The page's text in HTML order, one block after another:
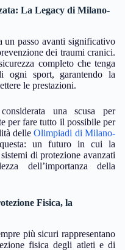
La Legacy di Milano-
un passo avanti significativo
dei traumi cranici.
completo che tenga
ogni sport, garantendo la
le prestazioni.
una scusa per
per fare tutto il possibile per
delleOlimpiadi di Milano-
un futuro in cui la
di protezione avanzati
dell’importanza della
Fisica, la
più sicuri rappresentano
fisica degli atleti e di